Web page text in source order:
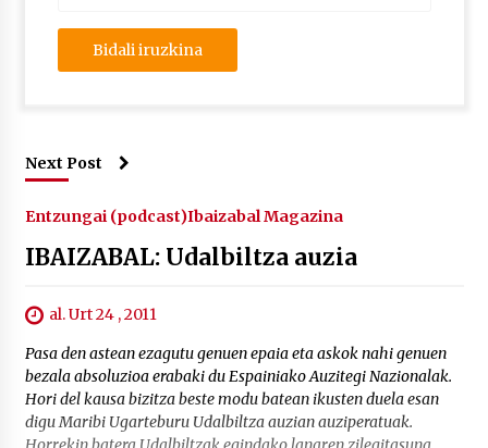
Next Post
Entzungai (podcast)Ibaizabal Magazina
IBAIZABAL: Udalbiltza auzia
al. Urt 24 , 2011
Pasa den astean ezagutu genuen epaia eta askok nahi genuen
bezala absoluzioa erabaki du Espainiako Auzitegi Nazionalak.
Hori del kausa bizitza beste modu batean ikusten duela esan
digu Maribi Ugarteburu Udalbiltza auzian auziperatuak.